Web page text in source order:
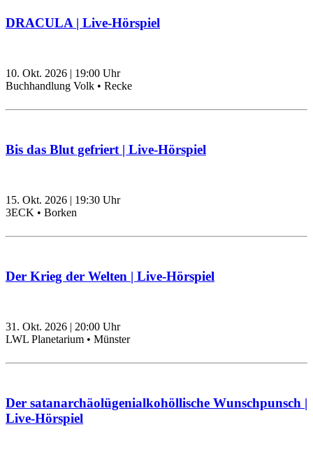
DRACULA | Live-Hörspiel
10. Okt. 2026 | 19:00 Uhr
Buchhandlung Volk • Recke
Bis das Blut gefriert | Live-Hörspiel
15. Okt. 2026 | 19:30 Uhr
3ECK • Borken
Der Krieg der Welten | Live-Hörspiel
31. Okt. 2026 | 20:00 Uhr
LWL Planetarium • Münster
Der satanarchäolügenialkohöllische Wunschpunsch |
Live-Hörspiel